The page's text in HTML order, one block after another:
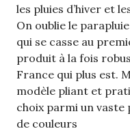
les pluies d’hiver et
On oublie le
qui se casse au
produit à la fois
France qui plus est.
modèle pliant et
choix parmi un
de couleurs